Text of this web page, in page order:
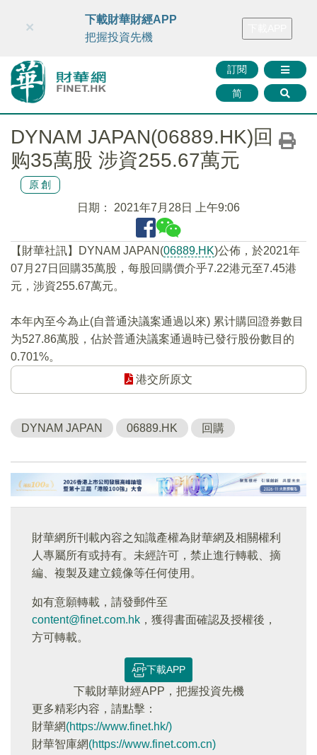
財華智庫網 FINTV FINMETA 財華證券 媒體矩陣
訂閱
简
×
下載財華財經APP
把握投資先機
DYNAM JAPAN(06889.HK)回
购35萬股 涉資255.67萬元
原創
日期： 2021年7月28日 上午9:06
【財華社訊】DYNAM JAPAN(06889.HK)公佈，於2021年
07月27日回購35萬股，每股回購價介乎7.22港元至7.45港
元，涉資255.67萬元。
本年內至今為止(自普通決議案通過以來) 累计購回證券數目
为527.86萬股，佔於普通決議案通過時已發行股份數目的
0.701%。
港交所原文
DYNAM JAPAN 06889.HK 回購
財華網所刊載內容之知識產權為財華網及相關權利
人專屬所有或持有。未經許可，禁止進行轉載、摘
編、複製及建立鏡像等任何使用。
如有意願轉載，請發郵件至
content@finet.com.hk ，獲得書面確認及授權後，
方可轉載。
下載APP
下載財華財經APP，把握投資先機
更多精彩内容，請點擊：
財華網(https://www.finet.hk/)
財華智庫網(https://www.finet.com.cn)